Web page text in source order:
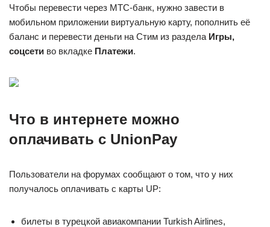
Чтобы перевести через МТС-банк, нужно завести в
мобильном приложении виртуальную карту, пополнить её
баланс и перевести деньги на Стим из раздела Игры,
соцсети во вкладке Платежи.
Что в интернете можно
оплачивать с UnionPay
Пользователи на форумах сообщают о том, что у них
получалось оплачивать с карты UP:
билеты в турецкой авиакомпании Turkish Airlines,